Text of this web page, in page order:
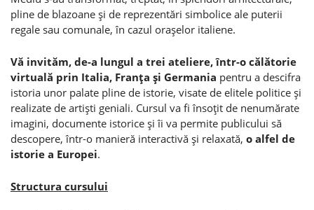
pline de blazoane şi de reprezentări simbolice ale puterii
regale sau comunale, în cazul oraşelor italiene.
Vă invităm, de-a lungul a trei ateliere, într-o călătorie
virtuală prin Italia, Franţa şi Germania pentru a descifra
istoria unor palate pline de istorie, visate de elitele politice şi
realizate de artişti geniali. Cursul va fi însoţit de nenumărate
imagini, documente istorice şi îi va permite publicului să
descopere, într-o manieră interactivă şi relaxată, o alfel de
istorie a Europei.
Structura cursului